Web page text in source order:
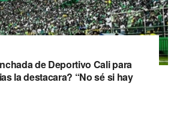
de Deportivo Cali para
la destacara? “No sé si hay